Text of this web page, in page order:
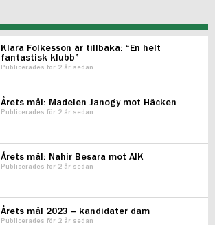
Klara Folkesson är tillbaka: “En helt
fantastisk klubb”
Publicerades för 2 år sedan
Årets mål: Madelen Janogy mot Häcken
Publicerades för 2 år sedan
Årets mål: Nahir Besara mot AIK
Publicerades för 2 år sedan
Årets mål 2023 – kandidater dam
Publicerades för 2 år sedan